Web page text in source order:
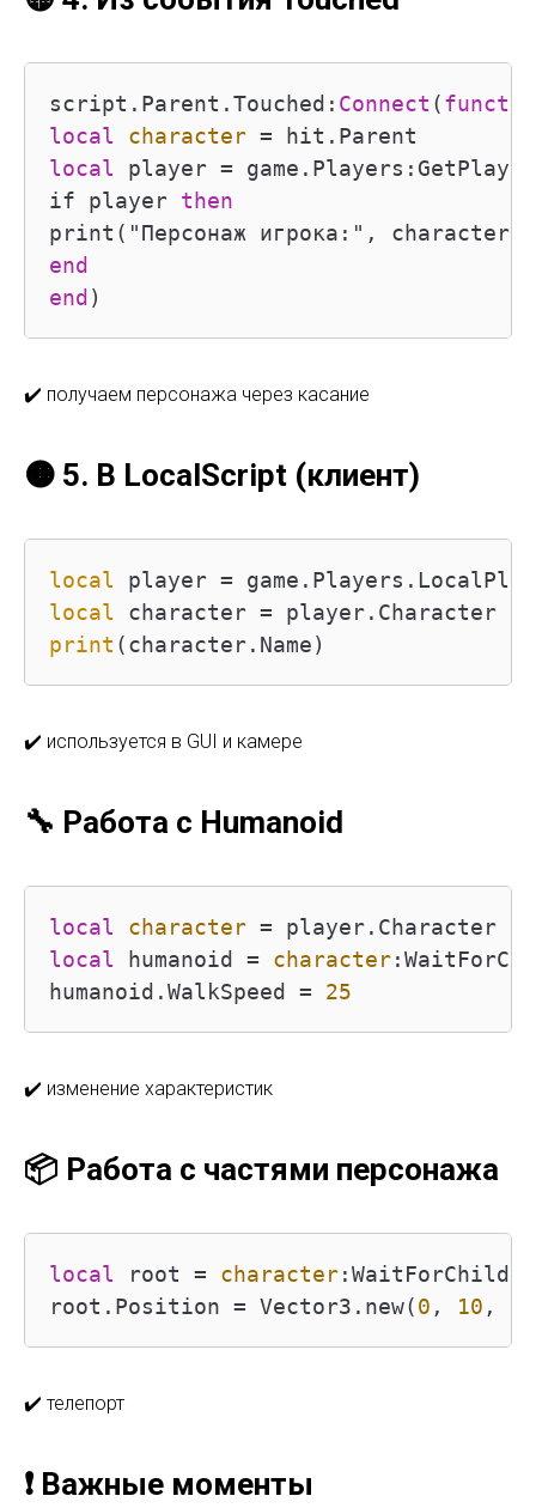
script.Parent.Touched: Connect (
local
character =
local player =
if player then
end
end )
✔️ получаем персонажа через касание
🟠 5. В LocalScript (клиент)
local
local
print (character.Name)
✔️ используется в GUI и камере
🔧 Работа с Humanoid
local character = player.Character
local humanoid = character
humanoid.WalkSpeed = 25
✔️ изменение характеристик
📦 Работа с частями персонажа
local root = character
root.Position = Vector3.new(0 , 10 ,
✔️ телепорт
❗ Важные моменты